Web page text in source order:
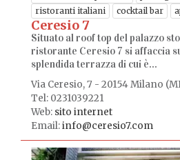
ristoranti italiani
cocktail bar
Ceresio 7
Situato al roof top del palazzo
ristorante Ceresio 7 si affaccia
splendida terrazza di cui è...
Via Ceresio, 7 - 20154 Milano
Tel: 0231039221
Web: sito internet
Email:info@ceresio7.com